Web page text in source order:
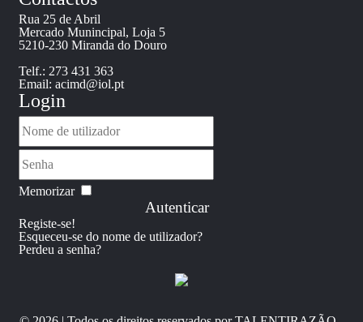
Rua 25 de Abril
Mercado Munincipal, Loja 5
5210-230 Miranda do Douro
Telf.: 273 431 363
Email: acimd@iol.pt
Login
Memorizar
Autenticar
Registe-se!
Esqueceu-se do nome de utilizador?
Perdeu a senha?